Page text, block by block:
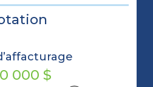
000 $